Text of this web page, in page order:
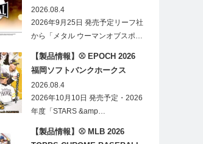
HOBBY
2026.08.4
2026年9月25日 発売予定リーフ社
から「メタル ウーマンオブスポ…
【製品情報】⚾ EPOCH 2026
福岡ソフトバンクホークス
STARS&LEGENDS ベースボー
ルカード
2026.08.4
2026年10月10日 発売予定・2026
年度「STARS &amp…
【製品情報】⚾ MLB 2026